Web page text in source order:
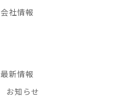
会社情報
最新情報
お知らせ